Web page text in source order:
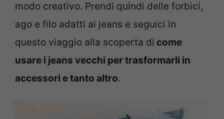
modo creativo. Prendi quindi delle forbici,
ago e filo adatti ai jeans e seguici in
questo viaggio alla scoperta di come
usare i jeans vecchi per trasformarli in
accessori e tanto altro.